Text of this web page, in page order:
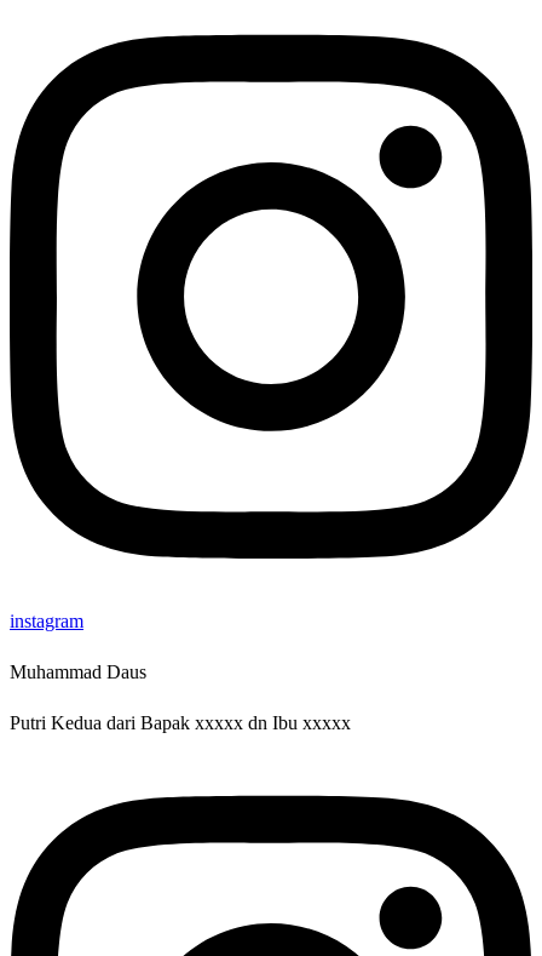
instagram
Muhammad Daus
Putri Kedua dari Bapak xxxxx dn Ibu xxxxx